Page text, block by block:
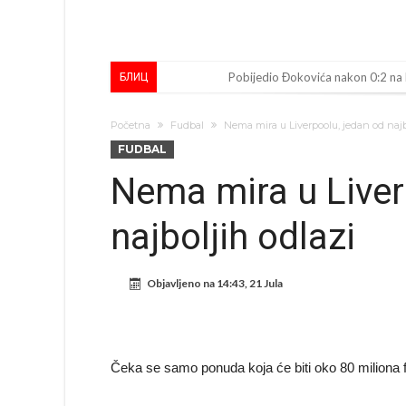
БЛИЦ Pobijedio Đokovića nakon 0:2 na
Zašto je nepoznati italijanski
Veliki udarac za Barcelonu:
Kapiten slavnog kluba ubijen u
Početna Fudbal Nema mira u Liverpoolu, jedan od
FUDBAL
Nema mira u
najboljih odlazi
Objavljeno na 14:43, 21 Jula
Čeka se samo ponuda koja će biti oko 80 miliona